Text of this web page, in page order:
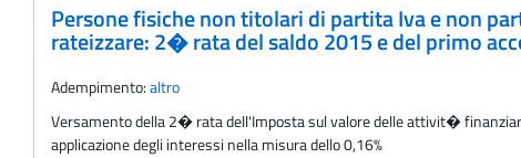
Persone fisiche non titolari di partita Iva e non
rateizzare: 2� rata del saldo 2015 e del primo
Adempimento:altro
Versamento della 2� rata dell'Imposta sul valore delle attivit�
applicazione degli interessi nella misura dello 0,16%